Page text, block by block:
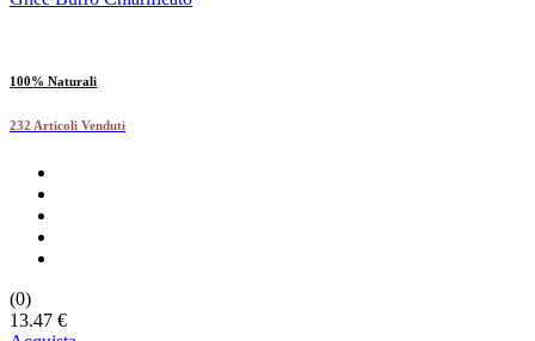
100% Naturali
232 Articoli Venduti
(0)
13.47 €